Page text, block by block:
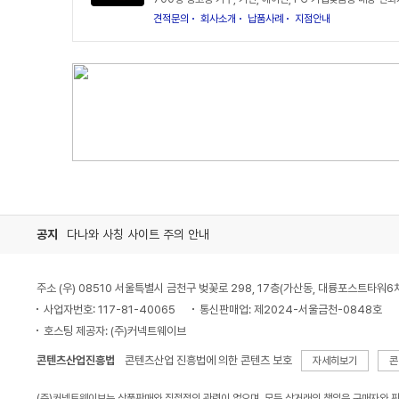
견적문의
회사소개 납품사례 지점안내
공지 다나와 사칭 사이트 주의 안내
주소 (우) 08510 서울특별시 금천구 벚꽃로 298, 17층(가산동, 대륭포스트타워6
사업자번호: 117-81-40065
통신판매업: 제2024-서울금천-0848호
호스팅 제공자: (주)커넥트웨이브
콘텐츠산업진흥법 콘텐츠산업 진흥법에 의한 콘텐츠 보호 자세히보기